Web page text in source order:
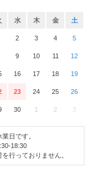
水 木 金 土
2 3 4 5
9 10 11 12
16 17 18 19
23 24 25 26
30 1 2 3
業日です。
18:30
を行っておりません。